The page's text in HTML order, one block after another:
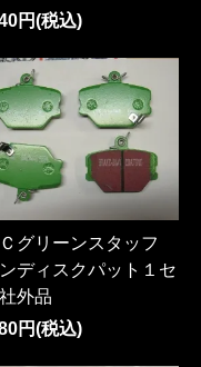
円(税込)
Ｃグリーンスタッフ
ディスクパット１セ
外品
円(税込)